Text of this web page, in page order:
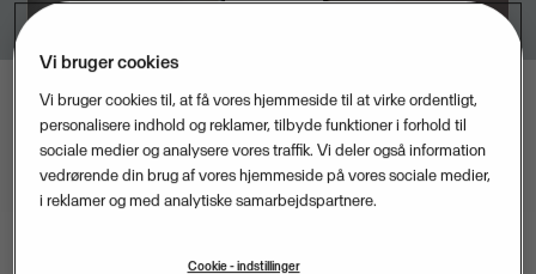
Vi bruger cookies
Vi bruger cookies til, at få vores hjemmeside til at virke ordentligt,
personalisere indhold og reklamer, tilbyde funktioner i forhold til
sociale medier og analysere vores traffik. Vi deler også information
vedrørende din brug af vores hjemmeside på vores sociale medier,
i reklamer og med analytiske samarbejdspartnere.
Cookie - indstillinger